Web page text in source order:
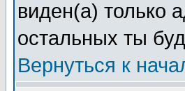
виден(а) только
остальных ты
Вернуться к